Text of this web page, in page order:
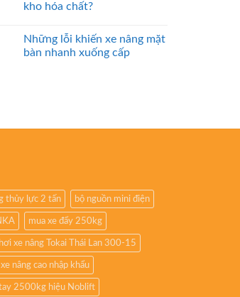
kho hóa chất?
Những lỗi khiến xe nâng mặt
bàn nhanh xuống cấp
thủy lực 2 tấn bộ nguồn mini điện
mua xe đẩy 250kg
xe nâng Tokai Thái Lan 300-15
xe nâng cao nhập khẩu
2500kg hiệu Noblift